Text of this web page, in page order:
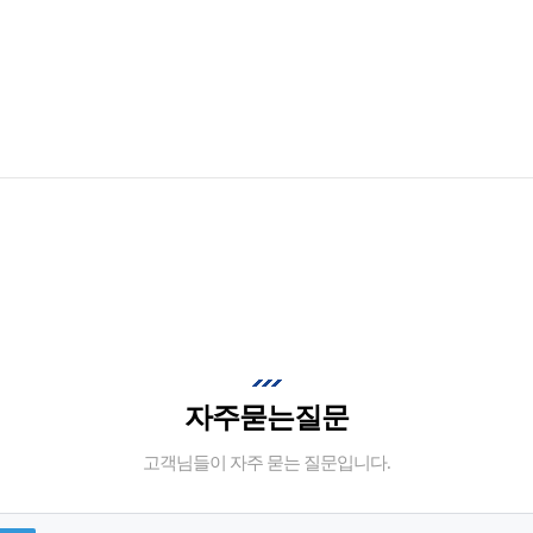
자주묻는질문
고객님들이 자주 묻는 질문입니다.